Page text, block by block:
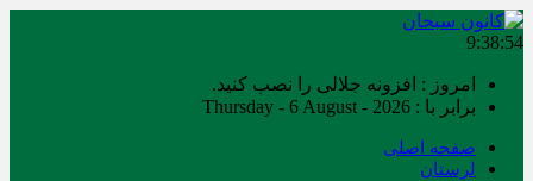
9:38:55
امروز : افزونه جلالی را نصب کنید.
برابر با : Thursday - 6 August - 2026
صفحه اصلی
لرستان